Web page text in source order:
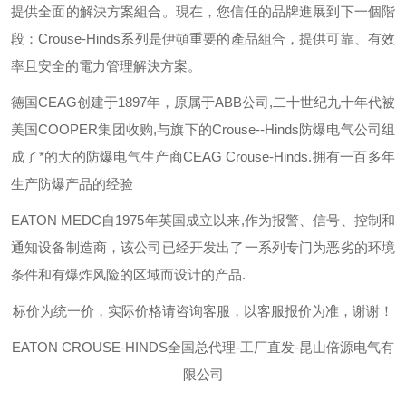
提供全面的解決方案組合。現在，您信任的品牌進展到下一個階
段：Crouse-Hinds系列是伊頓重要的產品組合，提供可靠、有效
率且安全的電力管理解決方案。
德国CEAG创建于1897年，原属于ABB公司,二十世纪九十年代被
美国COOPER集团收购,与旗下的Crouse--Hinds防爆电气公司组
成了*的大的防爆电气生产商CEAG Crouse-Hinds.拥有一百多年
生产防爆产品的经验
EATON MEDC自1975年英国成立以来,作为报警、信号、控制和
通知设备制造商，该公司已经开发出了一系列专门为恶劣的环境
条件和有爆炸风险的区域而设计的产品.
标价为统一价，实际价格请咨询客服，以客服报价为准，谢谢！
EATON CROUSE-HINDS全国总代理-工厂直发-昆山倍源电气有
限公司